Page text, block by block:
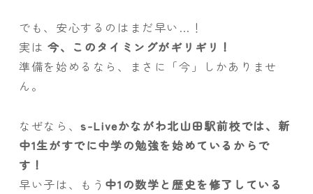
でも、安心するのはまだ早い…！
実は 今、このタイミングがギリギリ！
準備を始めるなら、まさに「今」しかありませ
ん。
なぜなら、s-Liveかながわ北山田駅前校では、新
中1生がすでに中学の勉強を始めているからで
す！
早い子は、もう 中1の数学と歴史を修了している